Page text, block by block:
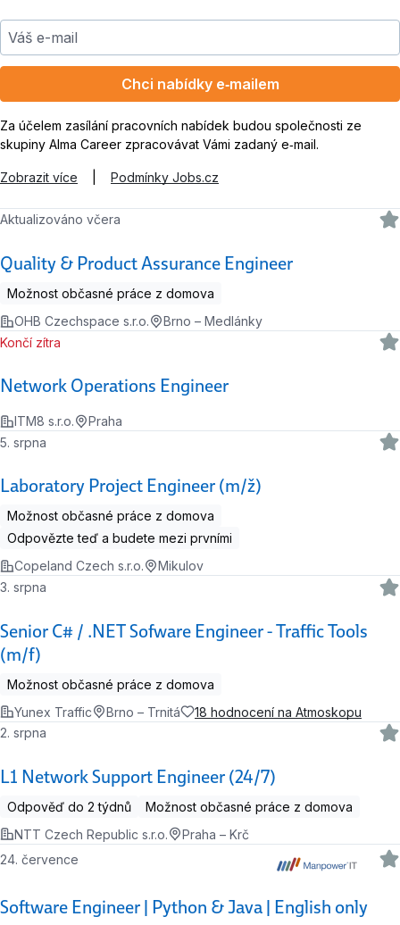
Váš e-mail
Chci nabídky e‑mailem
Za účelem zasílání pracovních nabídek budou společnosti ze
skupiny Alma Career zpracovávat Vámi zadaný e‑mail.
Zobrazit více Podmínky Jobs.cz
Quality & Product Assurance Engineer
Aktualizováno včera
Možnost občasné práce z domova
OHB Czechspace s.r.o.
Brno – Medlánky
Network Operations Engineer
Končí zítra
ITM8 s.r.o. Praha
Laboratory Project Engineer (m/ž)
5. srpna
Možnost občasné práce z domova
Odpovězte teď a budete mezi prvními
Copeland Czech s.r.o.
Mikulov
Senior C# / .NET Sofware Engineer - Traffic Tools
(m/f)
3. srpna
Možnost občasné práce z domova
Yunex Traffic
Brno – Trnitá 18 hodnocení na Atmoskopu
L1 Network Support Engineer (24/7)
2. srpna
Odpověď do 2 týdnů
Možnost občasné práce z domova
NTT Czech Republic s.r.o.
Praha – Krč
Software Engineer | Python & Java | English only
24. července